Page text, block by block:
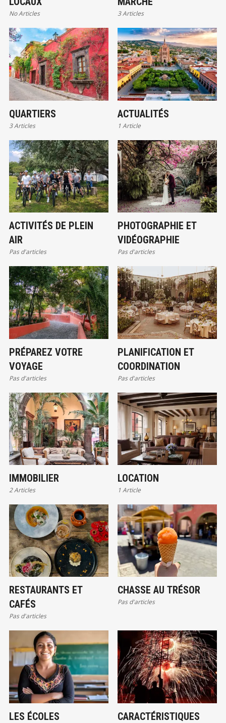
No Articles 3 Articles
QUARTIERS
3 Articles
ACTUALITÉS
1 Article
ACTIVITÉS DE PLEIN
AIR
Pas d'articles
PHOTOGRAPHIE ET
VIDÉOGRAPHIE
Pas d'articles
PRÉPAREZ VOTRE
VOYAGE
Pas d'articles
PLANIFICATION ET
COORDINATION
Pas d'articles
IMMOBILIER
2 Articles
LOCATION
1 Article
RESTAURANTS ET
CAFÉS
Pas d'articles
CHASSE AU TRÉSOR
Pas d'articles
LES ÉCOLES
CARACTÉRISTIQUES